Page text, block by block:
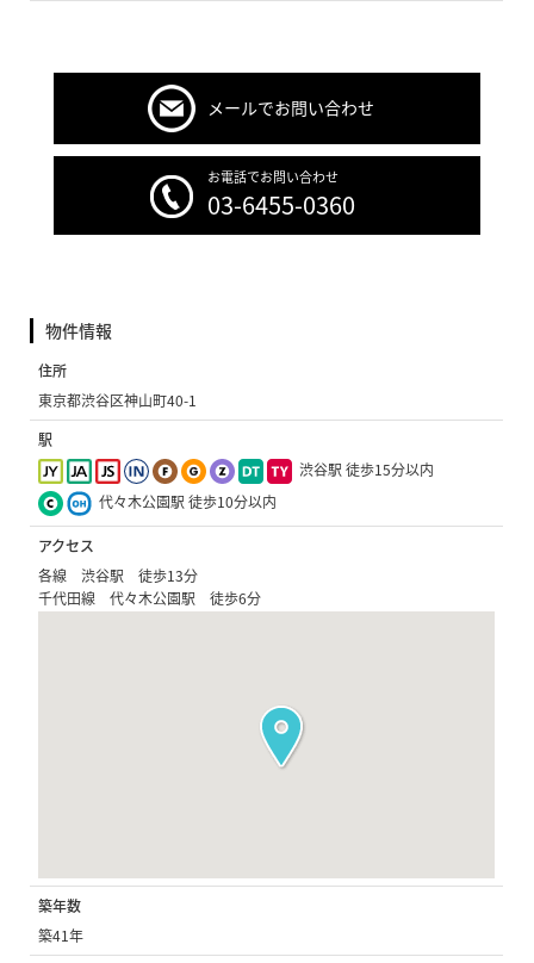
メールでお問い合わせ
お電話でお問い合わせ
03-6455-0360
物件情報
住所
東京都渋谷区神山町40-1
駅
渋谷駅 徒歩15分以内
代々木公園駅 徒歩10分以内
アクセス
各線 渋谷駅 徒歩13分
千代田線 代々木公園駅 徒歩6分
築年数
築41年